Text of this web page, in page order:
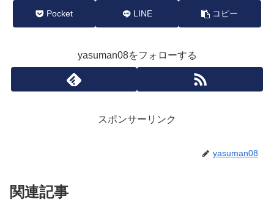
Pocket LINE コピー
yasuman08をフォローする
スポンサーリンク
yasuman08
関連記事